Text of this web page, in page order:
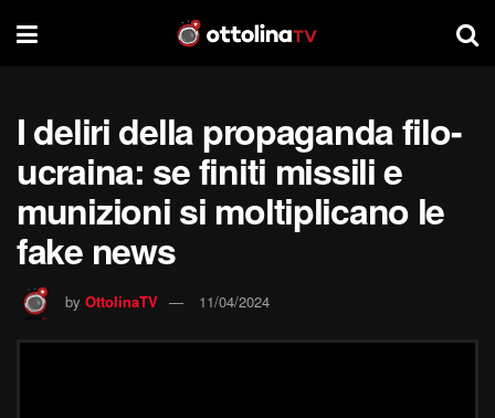
I deliri della propaganda filo-
ucraina: se finiti missili e
munizioni si moltiplicano le
fake news
by OttolinaTV 11/04/2024